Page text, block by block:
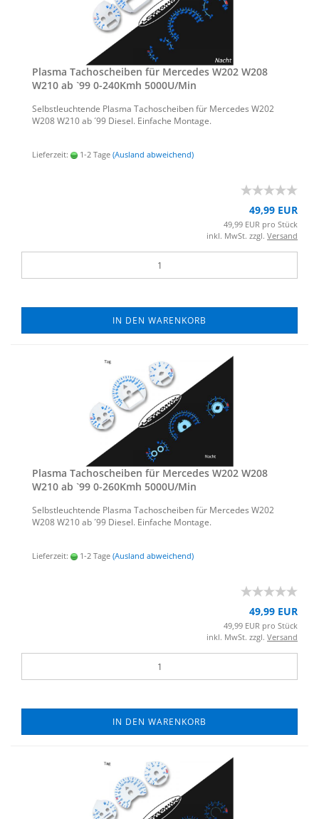
Plas­ma Ta­cho­schei­ben für Mer­ce­des W202 W208
W210 ab `99 0-​240Kmh 5000U/Min
Selbst­leuch­ten­de Plas­ma Ta­cho­schei­ben für Mer­ce­des W202
W208 W210 ab ´99 Die­sel. Ein­fa­che Mon­ta­ge.
Lieferzeit: 1-2 Tage (Ausland abweichend)
49,99 EUR
49,99 EUR pro Stück
inkl. MwSt. zzgl. Versand
IN DEN WARENKORB
Plas­ma Ta­cho­schei­ben für Mer­ce­des W202 W208
W210 ab `99 0-​260Kmh 5000U/Min
Selbst­leuch­ten­de Plas­ma Ta­cho­schei­ben für Mer­ce­des W202
W208 W210 ab ´99 Die­sel. Ein­fa­che Mon­ta­ge.
Lieferzeit: 1-2 Tage (Ausland abweichend)
49,99 EUR
49,99 EUR pro Stück
inkl. MwSt. zzgl. Versand
IN DEN WARENKORB